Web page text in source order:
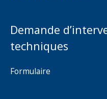
Demande
techniques
Formulaire